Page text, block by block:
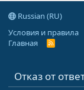
Russian (RU)
Условия и правила
Главная
R
Отказ от